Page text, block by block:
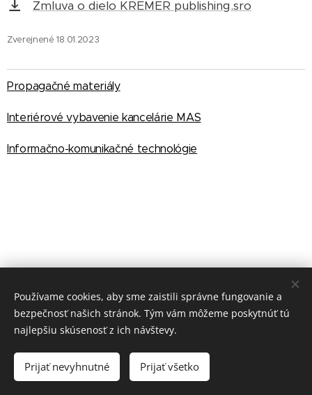
Zmluva o dielo KREMER publishing.sro
Zverejnené 18.01.2023
Propagačné materiály
Interiérové vybavenie kancelárie MAS
Informačno-komunikačné technológie
© MAS Slanské vrchy - Topľa Cookies
Používame cookies, aby sme zaistili správne fungovanie a
bezpečnosť našich stránok. Tým vám môžeme poskytnúť tú
najlepšiu skúsenosť z ich návštevy.
Prijať nevyhnutné Prijať všetko